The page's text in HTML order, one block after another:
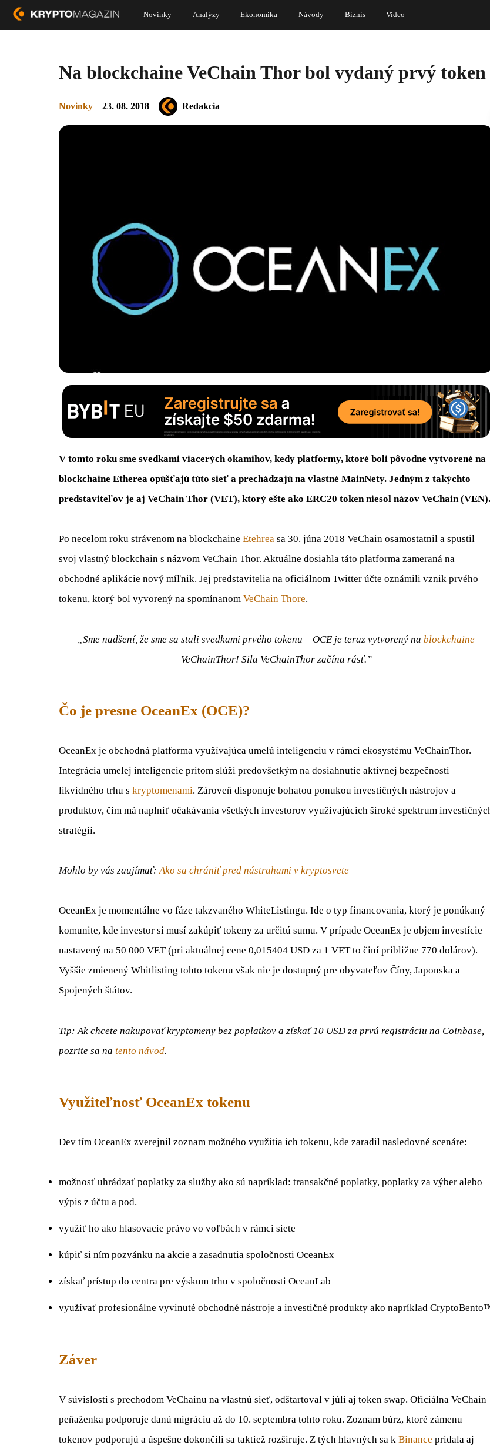
Novinky Analýzy Ekonomika Návody Biznis Video
Na blockchaine VeChain Thor bol vydaný prvý token
Novinky 23. 08. 2018 Redakcia
V tomto roku sme svedkami viacerých okamihov, kedy platformy, ktoré boli pôvodne vytvorené na
blockchaine Etherea opúšťajú túto sieť a prechádzajú na vlastné MainNety. Jedným z takýchto
predstaviteľov je aj VeChain Thor (VET), ktorý ešte ako ERC20 token niesol názov VeChain (VEN).
Po necelom roku strávenom na blockchaine Etehrea sa 30. júna 2018 VeChain osamostatnil a spustil
svoj vlastný blockchain s názvom VeChain Thor. Aktuálne dosiahla táto platforma zameraná na
obchodné aplikácie nový míľnik. Jej predstavitelia na oficiálnom Twitter účte oznámili vznik prvého
tokenu, ktorý bol vyvorený na spomínanom VeChain Thore.
„Sme nadšení, že sme sa stali svedkami prvého tokenu – OCE je teraz vytvorený na blockchaine
VeChainThor! Sila VeChainThor začína rásť.”
Čo je presne OceanEx (OCE)?
OceanEx je obchodná platforma využívajúca umelú inteligenciu v rámci ekosystému VeChainThor.
Integrácia umelej inteligencie pritom slúži predovšetkým na dosiahnutie aktívnej bezpečnosti
likvidného trhu s kryptomenami. Zároveň disponuje bohatou ponukou investičných nástrojov a
produktov, čím má naplniť očakávania všetkých investorov využívajúcich široké spektrum
stratégií.
Mohlo by vás zaujímať:Ako sa chrániť pred nástrahami v kryptosvete
OceanEx je momentálne vo fáze takzvaného WhiteListingu. Ide o typ financovania, ktorý je ponúkaný
komunite, kde investor si musí zakúpiť tokeny za určitú sumu. V prípade OceanEx je objem investície
nastavený na 50 000 VET (pri aktuálnej cene 0,015404 USD za 1 VET to činí približne 770 dolárov).
Vyššie zmienený Whitlisting tohto tokenu však nie je dostupný pre obyvateľov Číny, Japonska a
Spojených štátov.
Tip: Ak chcete nakupovať kryptomeny bez poplatkov a získať 10 USD za prvú registráciu na Coinbase,
pozrite sa na tento návod.
Využiteľnosť OceanEx tokenu
Dev tím OceanEx zverejnil zoznam možného využitia ich tokenu, kde zaradil nasledovné scenáre:
možnosť uhrádzať poplatky za služby ako sú napríklad: transakčné poplatky, poplatky za výber alebo
výpis z účtu a pod.
využiť ho ako hlasovacie právo vo voľbách v rámci siete
kúpiť si ním pozvánku na akcie a zasadnutia spoločnosti OceanEx
získať prístup do centra pre výskum trhu v spoločnosti OceanLab
využívať profesionálne vyvinuté obchodné nástroje a investičné produkty ako napríklad
Záver
V súvislosti s prechodom VeChainu na vlastnú sieť, odštartoval v júli aj token swap. Oficiálna VeChain
peňaženka podporuje danú migráciu až do 10. septembra tohto roku. Zoznam búrz, ktoré zámenu
tokenov podporujú a úspešne dokončili sa taktiež rozširuje. Z tých hlavných sa k Binance pridala aj